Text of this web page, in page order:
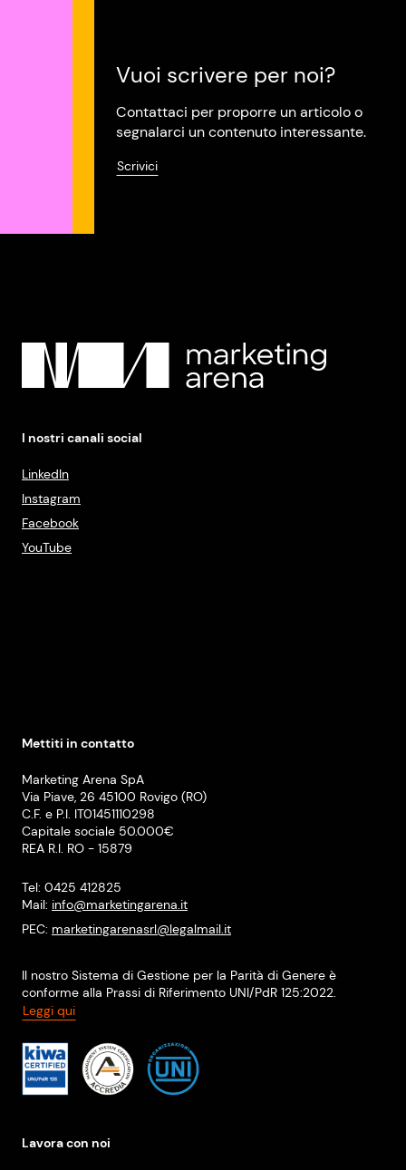
Vuoi scrivere per noi?
Contattaci per proporre un articolo o
segnalarci un contenuto interessante.
Scrivici
I nostri canali social
LinkedIn
Instagram
Facebook
YouTube
Mettiti in contatto
Marketing Arena SpA
Via Piave, 26 45100 Rovigo (RO)
C.F. e P.I. IT01451110298
Capitale sociale 50.000€
REA R.I. RO - 15879
Tel: 0425 412825
Mail: info@marketingarena.it
PEC: marketingarenasrl@legalmail.it
Il nostro Sistema di Gestione per la Parità di Genere è
conforme alla Prassi di Riferimento UNI/PdR 125:2022.
Leggi qui
Lavora con noi